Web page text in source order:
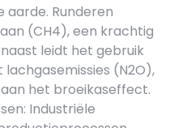
aarde. Runderen
(CH4), een krachtig
leidt het gebruik
(N2O),
het broeikaseffect.
Industriële